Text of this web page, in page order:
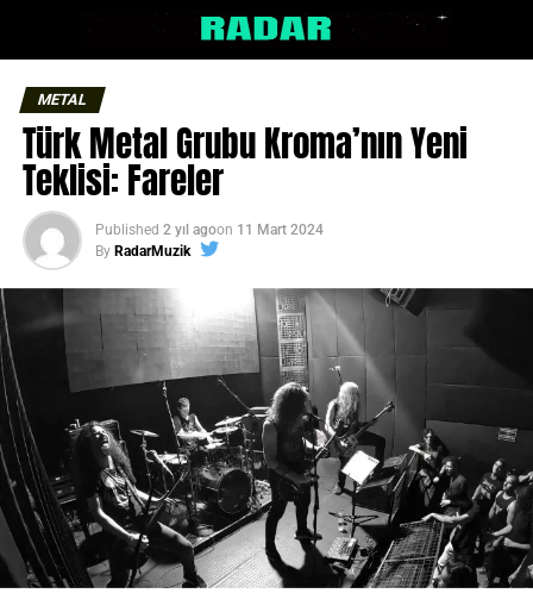
METAL
Türk Metal Grubu Kroma’nın Yeni
Teklisi: Fareler
Published 2 yıl agoon 11 Mart 2024
By RadarMuzik